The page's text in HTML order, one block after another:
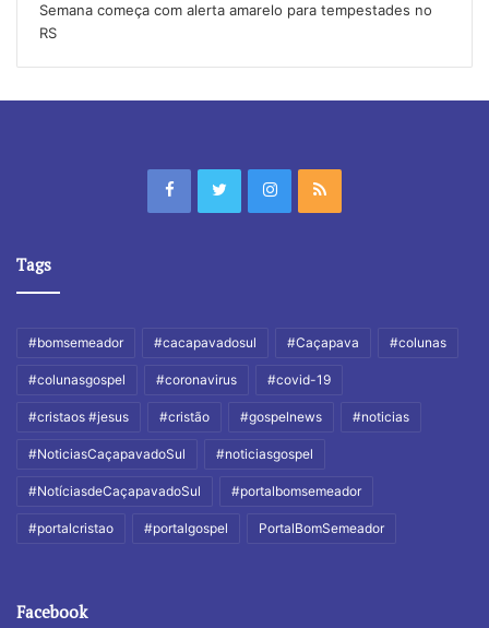
Semana começa com alerta amarelo para tempestades no
RS
Tags
#bomsemeador #cacapavadosul #Caçapava #colunas
#colunasgospel #coronavirus #covid-19
#cristaos #jesus #cristão #gospelnews #noticias
#NoticiasCaçapavadoSul #noticiasgospel
#NotíciasdeCaçapavadoSul #portalbomsemeador
#portalcristao #portalgospel PortalBomSemeador
Facebook